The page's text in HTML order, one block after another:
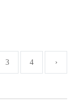
3 4 ›